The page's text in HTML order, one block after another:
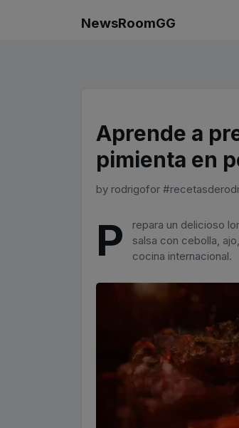
NewsRoomGG
Aprende a
pimienta en
by rodrigofor
P
repara un delicioso
salsa con cebolla,
cocina internacional.